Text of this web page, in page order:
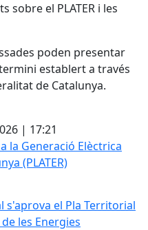
sobre el PLATER i les
poden presentar
establert a través
de Catalunya.
| 17:21
Elèctrica Eòlica
s'aprova el Pla Territorial
les Energies